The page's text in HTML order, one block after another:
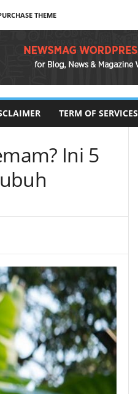
THEME
TERM OF SERVICES
Ini 5